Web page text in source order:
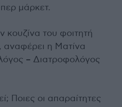
μάρκετ.
κουζίνα του φοιτητή
αναφέρει η Ματίνα
– Διατροφολόγος
Ποιες οι απαραίτητες